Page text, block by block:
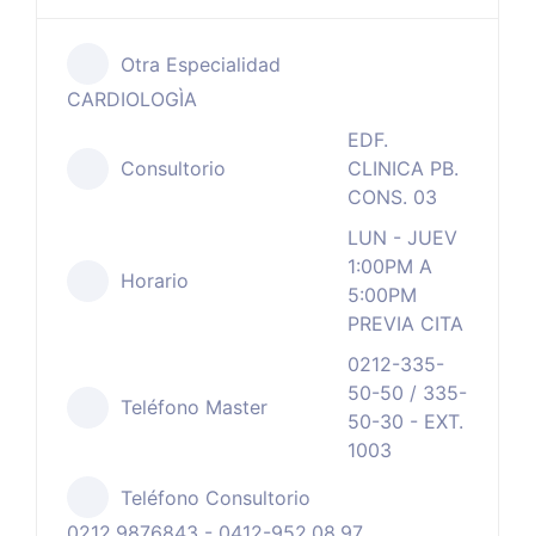
Otra Especialidad
CARDIOLOGÌA
Consultorio
EDF.
CLINICA PB.
CONS. 03
Horario
LUN - JUEV
1:00PM A
5:00PM
PREVIA CITA
Teléfono Master
0212-335-
50-50 / 335-
50-30 - EXT.
1003
Teléfono Consultorio